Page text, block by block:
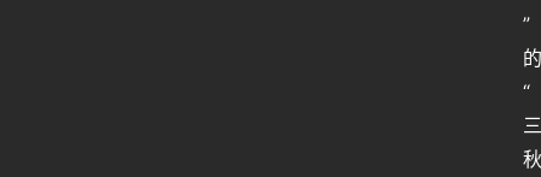
”
的
“
三
秋